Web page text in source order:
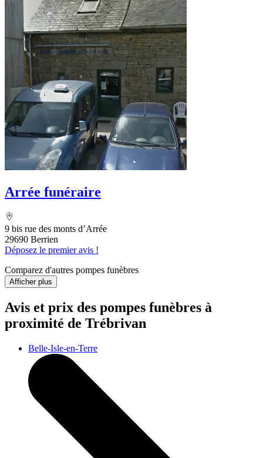
Arrée funéraire
9 bis rue des monts d’Arrée
29690 Berrien
Déposez le premier avis !
Comparez d'autres pompes funèbres
Afficher plus
Avis et prix des pompes funèbres à
proximité de Trébrivan
Belle-Isle-en-Terre